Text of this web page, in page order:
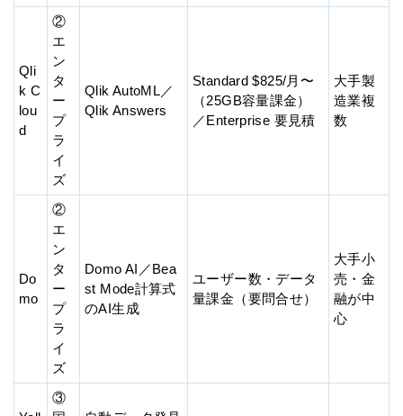
Qli
k C
lou
d
②
エ
ン
タ
ー
プ
ラ
イ
ズ
Qlik AutoML／
Qlik Answers
Standard $825/月〜
（25GB容量課金）
／Enterprise 要見積
大手製
造業複
数
Do
mo
②
エ
ン
タ
ー
プ
ラ
イ
ズ
Domo AI／Bea
st Mode計算式
のAI生成
ユーザー数・データ
量課金（要問合せ）
大手小
売・金
融が中
心
③